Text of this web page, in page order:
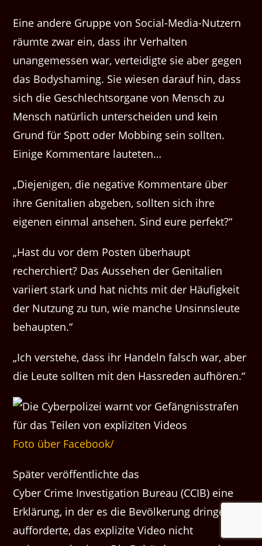
Eine andere Gruppe von Social-Media-Nutzern
räumte zwar ein, dass ihr Verhalten
unangemessen war, verteidigte sie aber gegen
das Bodyshaming. Sie wiesen darauf hin, dass
sich die Geschlechtsorgane von Mensch zu
Mensch natürlich unterscheiden und kein
Grund für Spott oder Mobbing sein sollten.
Einige Kommentare lauteten…
„Diejenigen, die negative Kommentare über
ihre Genitalien abgeben, sollten sich ihre
eigenen einmal ansehen. Sind eure perfekt?“
„Hast du vor dem Posten überhaupt
recherchiert? Das Aussehen der Genitalien
variiert stark und hat nichts mit der Häufigkeit
der Nutzung zu tun, wie manche Unsinnsleute
behaupten.“
„Ich verstehe, dass ihr Handeln falsch war, aber
die Leute sollten mit den Hassreden aufhören.“
Foto über Facebook/
Später veröffentlichte das
Cyber Crime Investigation Bureau (CCIB) eine
Erklärung, in der es die Bevölkerung dringend
aufforderte, das explizite Video nicht